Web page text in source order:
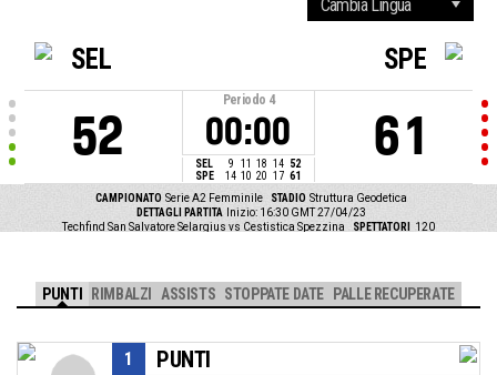
SEL
52
Periodo 4
00:00
SEL 9 11 18 14 52
SPE
14 10 20 17 61
SPE
61
CAMPIONATO Serie A2 Femminile STADIO Struttura Geodetica
DETTAGLI PARTITA
Inizio: 16:30 GMT 27/04/23
Techfind San Salvatore Selargius vs Cestistica Spezzina
SPETTATORI 120
PUNTI RIMBALZI ASSISTS STOPPATE DATE PALLE RECUPERATE
PUNTI
1